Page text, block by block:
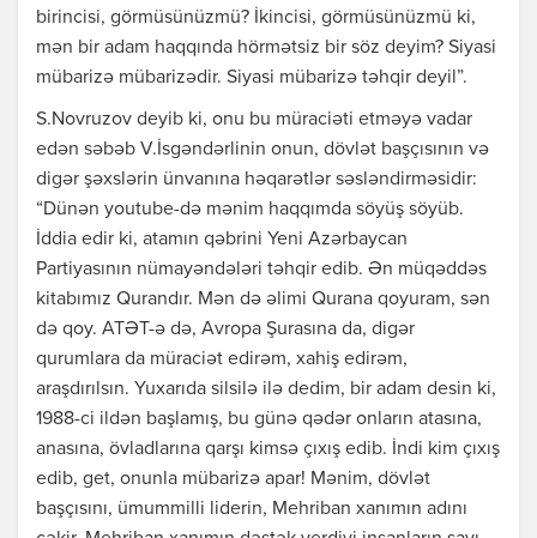
birincisi, görmüsünüzmü? İkincisi, görmüsünüzmü ki,
mən bir adam haqqında hörmətsiz bir söz deyim? Siyasi
mübarizə mübarizədir. Siyasi mübarizə təhqir deyil”.
S.Novruzov deyib ki, onu bu müraciəti etməyə vadar
edən səbəb V.İsgəndərlinin onun, dövlət başçısının və
digər şəxslərin ünvanına həqarətlər səsləndirməsidir:
“Dünən youtube-də mənim haqqımda söyüş söyüb.
İddia edir ki, atamın qəbrini Yeni Azərbaycan
Partiyasının nümayəndələri təhqir edib. Ən müqəddəs
kitabımız Qurandır. Mən də əlimi Qurana qoyuram, sən
də qoy. ATƏT-ə də, Avropa Şurasına da, digər
qurumlara da müraciət edirəm, xahiş edirəm,
araşdırılsın. Yuxarıda silsilə ilə dedim, bir adam desin ki,
1988-ci ildən başlamış, bu günə qədər onların atasına,
anasına, övladlarına qarşı kimsə çıxış edib. İndi kim çıxış
edib, get, onunla mübarizə apar! Mənim, dövlət
başçısını, ümummilli liderin, Mehriban xanımın adını